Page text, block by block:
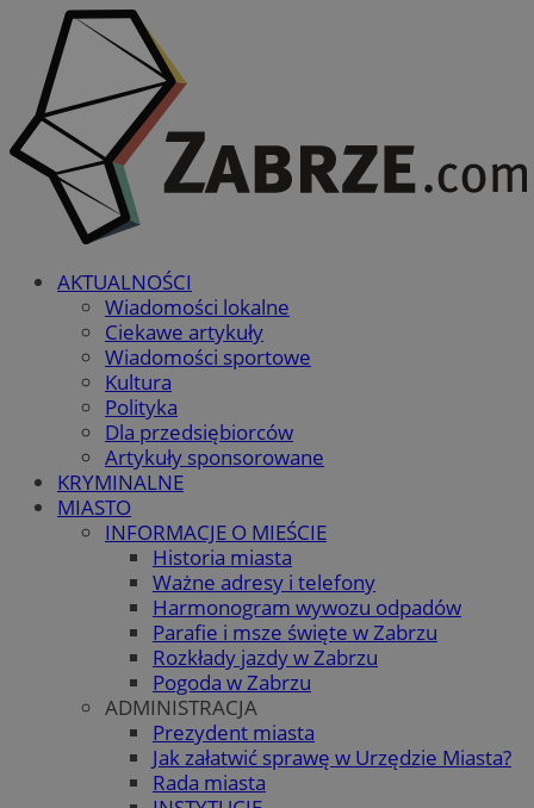
AKTUALNOŚCI
Wiadomości lokalne
Ciekawe artykuły
Wiadomości sportowe
Kultura
Polityka
Dla przedsiębiorców
Artykuły sponsorowane
KRYMINALNE
MIASTO
INFORMACJE O MIEŚCIE
Historia miasta
Ważne adresy i telefony
Harmonogram wywozu odpadów
Parafie i msze święte w Zabrzu
Rozkłady jazdy w Zabrzu
Pogoda w Zabrzu
ADMINISTRACJA
Prezydent miasta
Jak załatwić sprawę w Urzędzie Miasta?
Rada miasta